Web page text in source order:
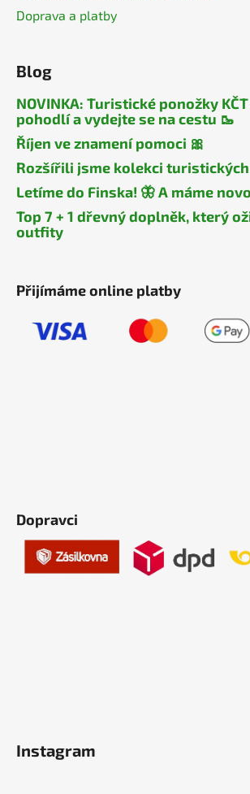
Doprava a platby
Blog
NOVINKA: Turistické ponožky
pohodlí a vydejte se na cestu 🥾
Říjen ve znamení pomoci 🎀
Rozšířili jsme kolekci turistických
Letíme do Finska! 🦋 A máme
Top 7 + 1 dřevný doplněk, který
outfity
Přijímáme online platby
Dopravci
Instagram